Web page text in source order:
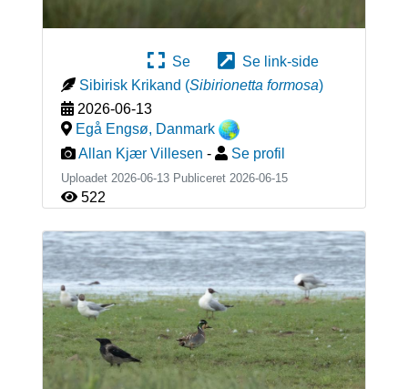
Se
Se link-side
Sibirisk Krikand (Sibirionetta formosa)
2026-06-13
Egå Engsø, Danmark
Allan Kjær Villesen - Se profil
Uploadet 2026-06-13 Publiceret 2026-06-15
522